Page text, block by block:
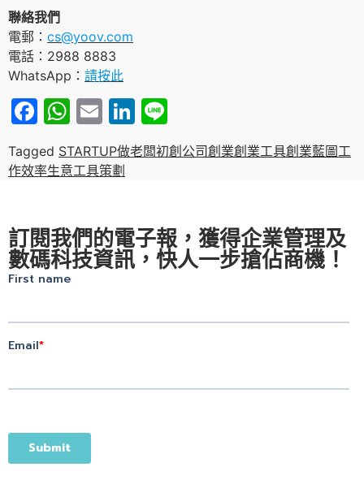
聯絡我們
電郵： cs@yoov.com
電話：2988 8883
WhatsApp： 請按此
Facebook
WhatsApp
EmailLinkedIn
Tagged STARTUP做老闆初創公司創業創業工具創業藍圖工
作效率生意工具策劃
訂閱我們的電子報，獲得企業管理及
數碼科技資訊，快人一步搶佔商機！